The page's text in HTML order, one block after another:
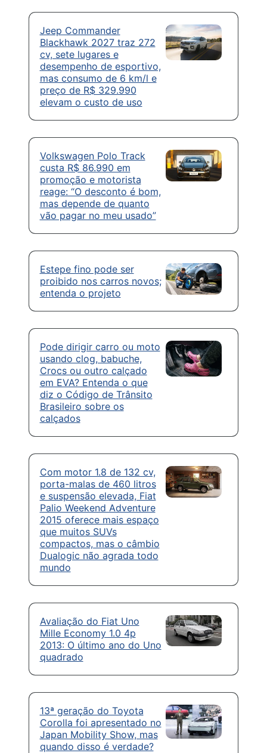
Jeep Commander
Blackhawk 2027 traz 272
cv, sete lugares e
desempenho de esportivo,
mas consumo de 6 km/l e
preço de R$ 329.990
elevam o custo de uso
Volkswagen Polo Track
custa R$ 86.990 em
promoção e motorista
reage: “O desconto é bom,
mas depende de quanto
vão pagar no meu usado”
Estepe fino pode ser
proibido nos carros novos;
entenda o projeto
Pode dirigir carro ou moto
usando clog, babuche,
Crocs ou outro calçado
em EVA? Entenda o que
diz o Código de Trânsito
Brasileiro sobre os
calçados
Com motor 1.8 de 132 cv,
porta-malas de 460 litros
e suspensão elevada, Fiat
Palio Weekend Adventure
2015 oferece mais espaço
que muitos SUVs
compactos, mas o câmbio
Dualogic não agrada todo
mundo
Avaliação do Fiat Uno
Mille Economy 1.0 4p
2013: O último ano do Uno
quadrado
13ª geração do Toyota
Corolla foi apresentado no
Japan Mobility Show, mas
quando disso é verdade?